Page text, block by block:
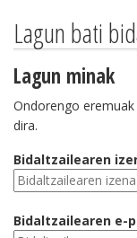
Lagun bati
Lagun minak
Ondorengo
dira.
Bidaltzailearen
Bidaltzailearen e-